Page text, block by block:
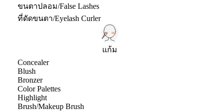
ขนตาปลอม/False Lashes
ที่ดัดขนตา/Eyelash Curler
แก้ม
Concealer
Blush
Bronzer
Color Palettes
Highlight
Brush/Makeup Brush